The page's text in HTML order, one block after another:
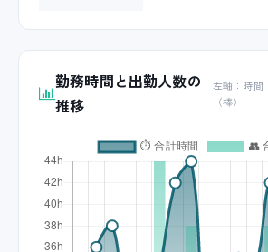
勤務時間と出勤人数の
推移
左軸：時間
（棒）